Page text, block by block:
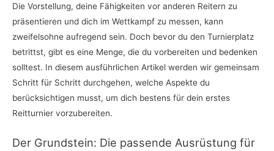
Die Vorstellung, deine Fähigkeiten vor anderen Reitern zu
präsentieren und dich im Wettkampf zu messen, kann
zweifelsohne aufregend sein. Doch bevor du den Turnierplatz
betrittst, gibt es eine Menge, die du vorbereiten und bedenken
solltest. In diesem ausführlichen Artikel werden wir gemeinsam
Schritt für Schritt durchgehen, welche Aspekte du
berücksichtigen musst, um dich bestens für dein erstes
Reitturnier vorzubereiten.
Der Grundstein: Die passende Ausrüstung für